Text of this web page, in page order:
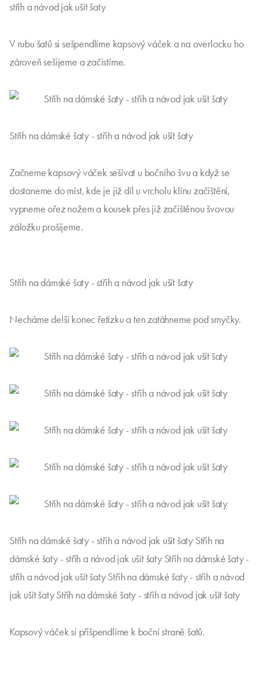
střih a návod jak ušít šaty
V rubu šatů si sešpendlíme kapsový váček a na overlocku ho
zároveň sešijeme a začistíme.
Střih na dámské šaty - střih a návod jak ušít šaty
Začneme kapsový váček sešívat u bočního švu a když se
dostaneme do míst, kde je již díl u vrcholu klínu začištění,
vypneme ořez nožem a kousek přes již začištěnou švovou
záložku prošijeme.
Střih na dámské šaty - střih a návod jak ušít šaty
Necháme delší konec řetízku a ten zatáhneme pod smyčky.
Střih na dámské šaty - střih a návod jak ušít šaty Střih na
dámské šaty - střih a návod jak ušít šaty Střih na dámské šaty -
střih a návod jak ušít šaty Střih na dámské šaty - střih a návod
jak ušít šaty Střih na dámské šaty - střih a návod jak ušít šaty
Kapsový váček si přišpendlíme k boční straně šatů.